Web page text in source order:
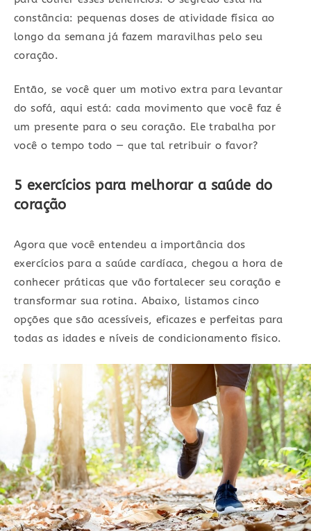
constância: pequenas doses de atividade física ao
longo da semana já fazem maravilhas pelo seu
coração.
Então, se você quer um motivo extra para levantar
do sofá, aqui está: cada movimento que você faz é
um presente para o seu coração. Ele trabalha por
você o tempo todo — que tal retribuir o favor?
5 exercícios para melhorar a saúde do
coração
Agora que você entendeu a importância dos
exercícios para a saúde cardíaca, chegou a hora de
conhecer práticas que vão fortalecer seu coração e
transformar sua rotina. Abaixo, listamos cinco
opções que são acessíveis, eficazes e perfeitas para
todas as idades e níveis de condicionamento físico.